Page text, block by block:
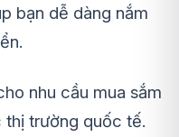
bạn dễ dàng nắm
nhu cầu mua sắm
thị trường quốc tế.